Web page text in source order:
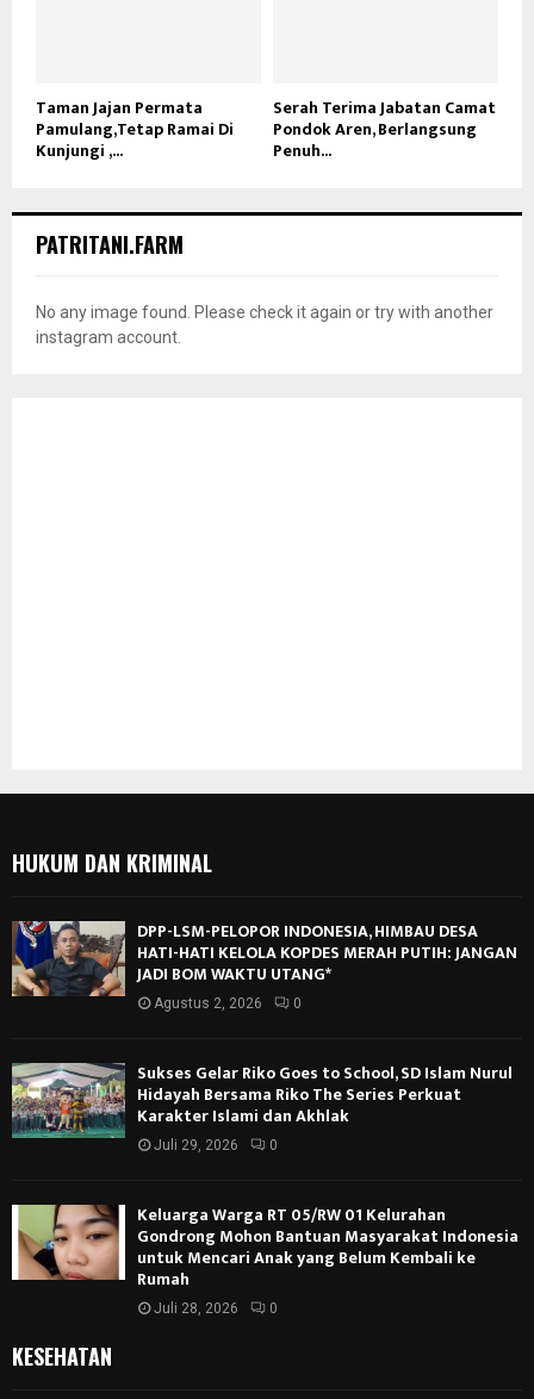
Taman Jajan Permata
Pamulang,Tetap Ramai Di
Kunjungi ,...
Serah Terima Jabatan Camat
Pondok Aren, Berlangsung
Penuh...
PATRITANI.FARM
No any image found. Please check it again or try with another
instagram account.
HUKUM DAN KRIMINAL
DPP-LSM-PELOPOR INDONESIA, HIMBAU DESA
HATI-HATI KELOLA KOPDES MERAH PUTIH: JANGAN
JADI BOM WAKTU UTANG*
Agustus 2, 2026 0
Sukses Gelar Riko Goes to School, SD Islam Nurul
Hidayah Bersama Riko The Series Perkuat
Karakter Islami dan Akhlak
Juli 29, 2026 0
Keluarga Warga RT 05/RW 01 Kelurahan
Gondrong Mohon Bantuan Masyarakat Indonesia
untuk Mencari Anak yang Belum Kembali ke
Rumah
Juli 28, 2026 0
KESEHATAN